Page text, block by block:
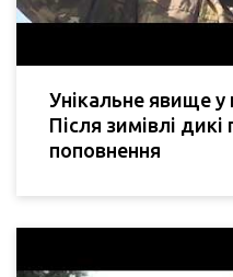
Унікальне явище у
Після зимівлі
поповнення